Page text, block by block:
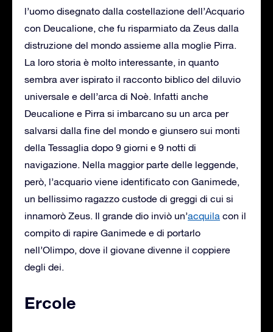
l’uomo disegnato dalla costellazione dell’Acquario
con Deucalione, che fu risparmiato da Zeus dalla
distruzione del mondo assieme alla moglie Pirra.
La loro storia è molto interessante, in quanto
sembra aver ispirato il racconto biblico del diluvio
universale e dell’arca di Noè. Infatti anche
Deucalione e Pirra si imbarcano su un arca per
salvarsi dalla fine del mondo e giunsero sui monti
della Tessaglia dopo 9 giorni e 9 notti di
navigazione. Nella maggior parte delle leggende,
però, l’acquario viene identificato con Ganimede,
un bellissimo ragazzo custode di greggi di cui si
innamorò Zeus. Il grande dio inviò un’acquila con il
compito di rapire Ganimede e di portarlo
nell’Olimpo, dove il giovane divenne il coppiere
degli dei.
Ercole